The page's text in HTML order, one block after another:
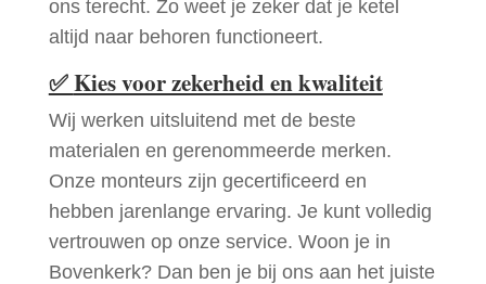
ons terecht. Zo weet je zeker dat je ketel
altijd naar behoren functioneert.
✅Kies voor zekerheid en kwaliteit
Wij werken uitsluitend met de beste
materialen en gerenommeerde merken.
Onze monteurs zijn gecertificeerd en
hebben jarenlange ervaring. Je kunt volledig
vertrouwen op onze service. Woon je in
Bovenkerk? Dan ben je bij ons aan het juiste